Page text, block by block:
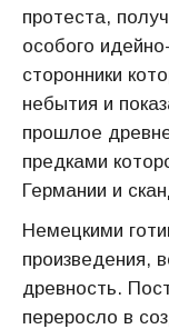
протеста,
особого
сторонники
небытия и
прошлое
предками
Германии и
Немецкими
произведения,
древность.
переросло в